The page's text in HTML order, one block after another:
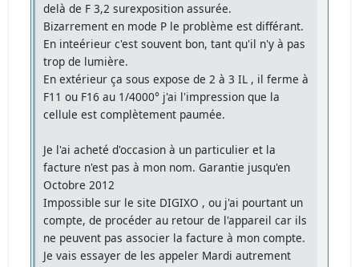
delà de F 3,2 surexposition assurée.
Bizarrement en mode P le problème est différant.
En inteérieur c'est souvent bon, tant qu'il n'y à pas
trop de lumière.
En extérieur ça sous expose de 2 à 3 IL , il ferme à
F11 ou F16 au 1/4000° j'ai l'impression que la
cellule est complètement paumée.
Je l'ai acheté d'occasion à un particulier et la
facture n'est pas à mon nom. Garantie jusqu'en
Octobre 2012
Impossible sur le site DIGIXO , ou j'ai pourtant un
compte, de procéder au retour de l'appareil car ils
ne peuvent pas associer la facture à mon compte.
Je vais essayer de les appeler Mardi autrement